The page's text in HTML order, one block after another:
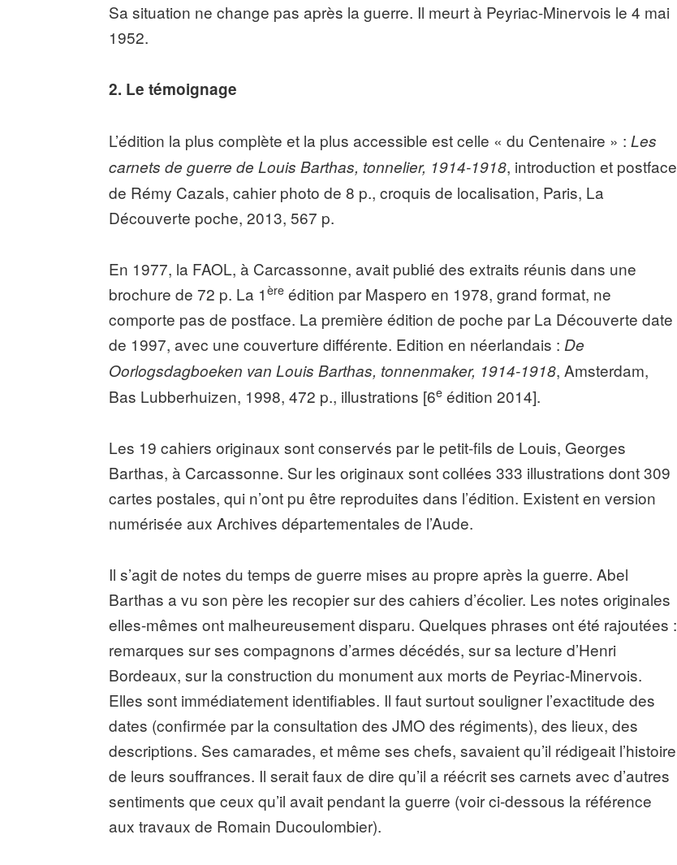
Sa situation ne change pas après la guerre. Il meurt à Peyriac-Minervois le 4 mai
1952.
2. Le témoignage
L’édition la plus complète et la plus accessible est celle « du Centenaire » :Les
carnets de guerre de Louis Barthas, tonnelier, 1914-1918, introduction et postface
de Rémy Cazals, cahier photo de 8 p., croquis de localisation, Paris, La
Découverte poche, 2013, 567 p.
En 1977, la FAOL, à Carcassonne, avait publié des extraits réunis dans une
brochure de 72 p. La 1ère édition par Maspero en 1978, grand format, ne
comporte pas de postface. La première édition de poche par La Découverte date
de 1997, avec une couverture différente. Edition en néerlandais :De
Oorlogsdagboeken van Louis Barthas, tonnenmaker, 1914-1918, Amsterdam,
Bas Lubberhuizen, 1998, 472 p., illustrations [6e édition 2014].
Les 19 cahiers originaux sont conservés par le petit-fils de Louis, Georges
Barthas, à Carcassonne. Sur les originaux sont collées 333 illustrations dont 309
cartes postales, qui n’ont pu être reproduites dans l’édition. Existent en version
numérisée aux Archives départementales de l’Aude.
Il s’agit de notes du temps de guerre mises au propre après la guerre. Abel
Barthas a vu son père les recopier sur des cahiers d’écolier. Les notes originales
elles-mêmes ont malheureusement disparu. Quelques phrases ont été rajoutées :
remarques sur ses compagnons d’armes décédés, sur sa lecture d’Henri
Bordeaux, sur la construction du monument aux morts de Peyriac-Minervois.
Elles sont immédiatement identifiables. Il faut surtout souligner l’exactitude des
dates (confirmée par la consultation des JMO des régiments), des lieux, des
descriptions. Ses camarades, et même ses chefs, savaient qu’il rédigeait l’histoire
de leurs souffrances. Il serait faux de dire qu’il a réécrit ses carnets avec d’autres
sentiments que ceux qu’il avait pendant la guerre (voir ci-dessous la référence
aux travaux de Romain Ducoulombier).